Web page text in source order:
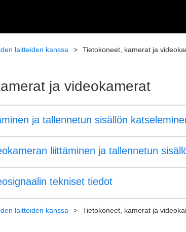
laitteiden kanssa
Tietokoneet, kamerat ja
ja videokamerat
ja tallennetun sisällön
liittäminen ja tallennetun
tekniset tiedot
laitteiden kanssa Tietokoneet, kamerat ja